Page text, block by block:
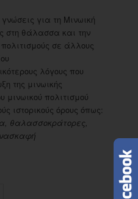
για τη Μινωική
στη θάλασσα και την
σε άλλους
λόγους που
της μινωικής
πολιτισμού
ιστορικούς όρους όπως:
θαλασσοκράτορες,